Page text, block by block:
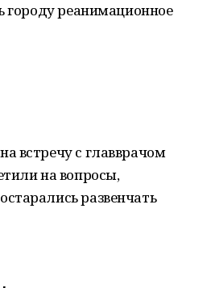
городу реанимационное
встречу с главврачом
на вопросы,
развенчать